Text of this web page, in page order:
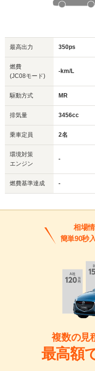
最高出力 350ps
燃費
(JC08モード)
-km/L
駆動方式 MR
排気量 3456cc
乗車定員 2名
環境対策
エンジン
-
燃費基準達成 -
相場
簡単90秒
複数の見
最高額